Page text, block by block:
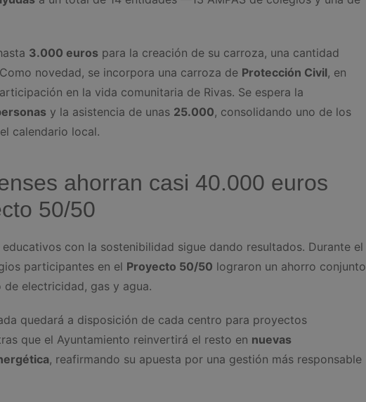
3.000 euros para la creación de su carroza, una cantidad
novedad, se incorpora una carroza de Protección Civil, en
en la vida comunitaria de Rivas. Se espera la
y la asistencia de unas 25.000, consolidando uno de los
calendario local.
ahorran casi 40.000 euros
50/50
con la sostenibilidad sigue dando resultados. Durante el
participantes en el Proyecto 50/50 lograron un ahorro conjunto
de electricidad, gas y agua.
quedará a disposición de cada centro para proyectos
que el Ayuntamiento reinvertirá el resto en nuevas
, reafirmando su apuesta por una gestión más responsable